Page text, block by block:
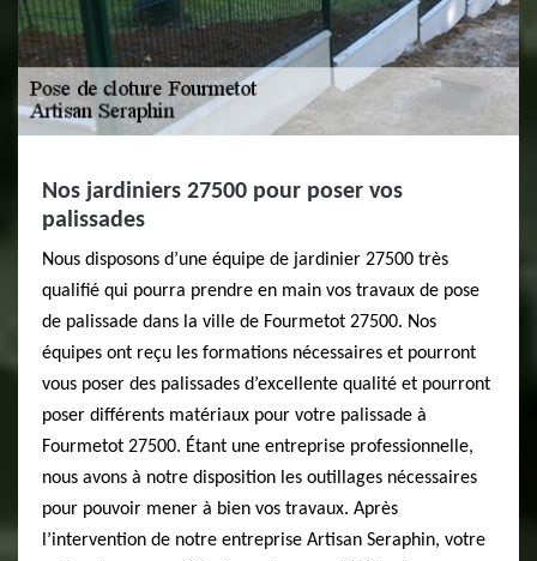
Nos jardiniers 27500 pour poser vos
palissades
Nous disposons d’une équipe de jardinier 27500 très
qualifié qui pourra prendre en main vos travaux de pose
de palissade dans la ville de Fourmetot 27500. Nos
équipes ont reçu les formations nécessaires et pourront
vous poser des palissades d’excellente qualité et pourront
poser différents matériaux pour votre palissade à
Fourmetot 27500. Étant une entreprise professionnelle,
nous avons à notre disposition les outillages nécessaires
pour pouvoir mener à bien vos travaux. Après
l’intervention de notre entreprise Artisan Seraphin, votre